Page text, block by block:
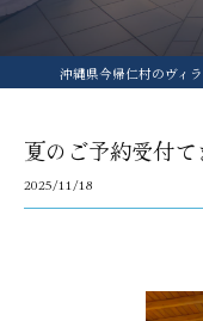
夏のご予約受付て
2025/11/18